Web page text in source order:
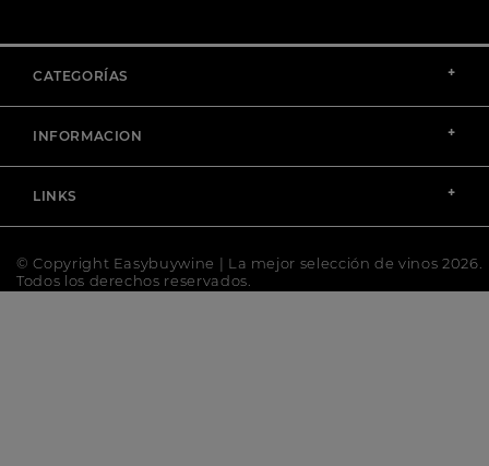
CATEGORÍAS +
INFORMACION +
LINKS +
© Copyright Easybuywine | La mejor selección de vinos 2026.
Todos los derechos reservados.